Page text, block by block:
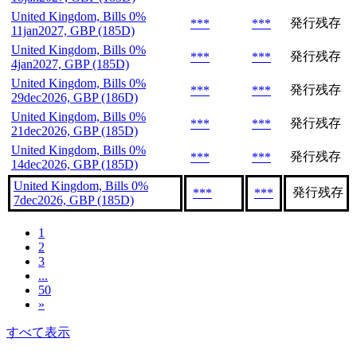
United Kingdom, Bills 0%
11jan2027, GBP (185D)
*** ***
発行残存
United Kingdom, Bills 0%
4jan2027, GBP (185D)
*** ***
発行残存
United Kingdom, Bills 0%
29dec2026, GBP (186D)
*** ***
発行残存
United Kingdom, Bills 0%
21dec2026, GBP (185D)
*** ***
発行残存
United Kingdom, Bills 0%
14dec2026, GBP (185D)
*** *** 発行残存
United Kingdom, Bills 0%
7dec2026, GBP (185D)
*** *** 発行残存
1
2
3
...
50
»
すべて表示